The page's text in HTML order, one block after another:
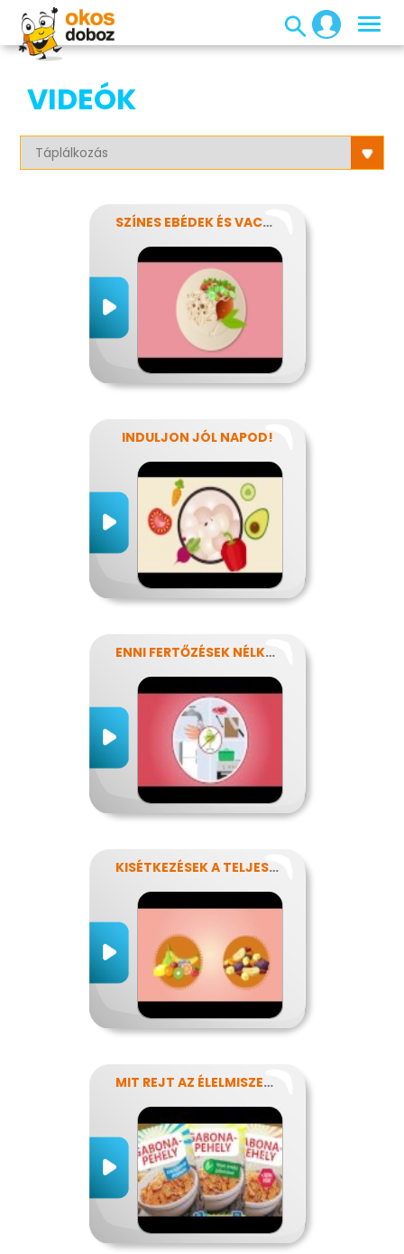
VIDEÓK
SZÍNES EBÉDEK ÉS VACSORÁK
INDULJON JÓL NAPOD!
ENNI FERTŐZÉSEK NÉLKÜL
KISÉTKEZÉSEK A TELJESÍTMÉNYÉRT
MIT REJT AZ ÉLELMISZERCÍMKE?